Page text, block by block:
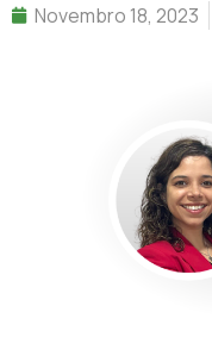
Novembro 18, 2023